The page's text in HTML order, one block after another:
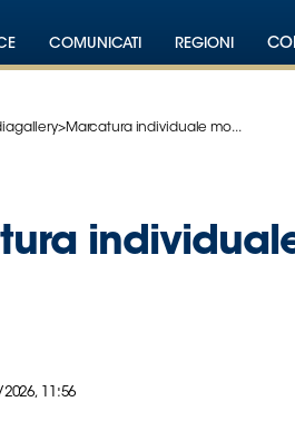
COMUNICATI REGIONI
>Marcatura individuale mo...
11:56